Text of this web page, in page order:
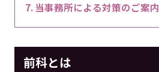
当事務所による対策のご案内
前科とは